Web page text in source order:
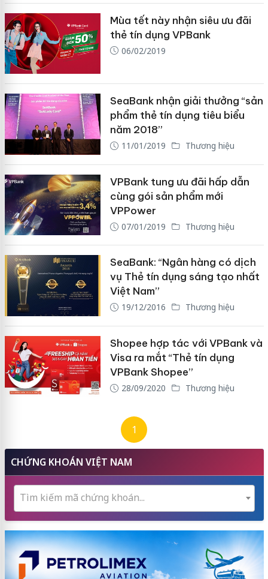
Mùa tết này nhận siêu ưu đãi
thẻ tín dụng VPBank
06/02/2019
SeaBank nhận giải thưởng “sản
phẩm thẻ tín dụng tiêu biểu
năm 2018”
11/01/2019 Thương hiệu
VPBank tung ưu đãi hấp dẫn
cùng gói sản phẩm mới
VPPower
07/01/2019 Thương hiệu
SeaBank: “Ngân hàng có dịch
vụ Thẻ tín dụng sáng tạo nhất
Việt Nam”
19/12/2016 Thương hiệu
Shopee hợp tác với VPBank và
Visa ra mắt “Thẻ tín dụng
VPBank Shopee”
28/09/2020 Thương hiệu
1
CHỨNG KHOÁN VIỆT NAM
Tìm kiếm mã chứng khoán...